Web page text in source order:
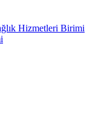
Hizmetleri Birimi